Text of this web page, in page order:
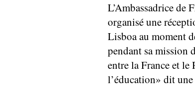
L’Ambassadrice de
organisé une
Lisboa au moment
pendant sa mission
entre la France et le
l’éducation» dit une